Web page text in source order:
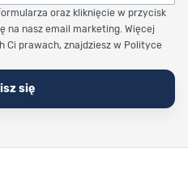
oraz kliknięcie w przycisk
na nasz email marketing. Więcej
Ci prawach, znajdziesz w Polityce
się